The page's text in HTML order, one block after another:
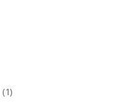
(1)